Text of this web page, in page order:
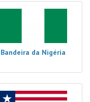
Bandeira da Nigéria